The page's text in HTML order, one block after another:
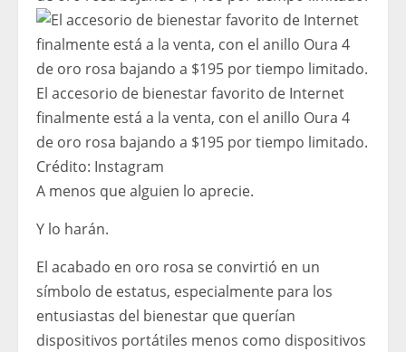
El accesorio de bienestar favorito de Internet
finalmente está a la venta, con el anillo Oura 4
de oro rosa bajando a $195 por tiempo limitado.
Crédito: Instagram
A menos que alguien lo aprecie.
Y lo harán.
El acabado en oro rosa se convirtió en un
símbolo de estatus, especialmente para los
entusiastas del bienestar que querían
dispositivos portátiles menos como dispositivos